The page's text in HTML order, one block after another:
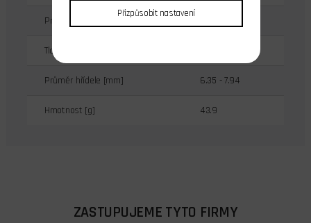
Průměr vrtule [mm]
Tloušťka středu [mm]
Průměr hřídele [mm] 6.35 - 7.94
Hmotnost [g] 43.9
ZASTUPUJEME TYTO FIRMY
Přizpůsobit nastavení